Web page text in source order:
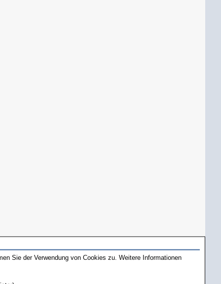
Sie der Verwendung von Cookies zu. Weitere Informationen